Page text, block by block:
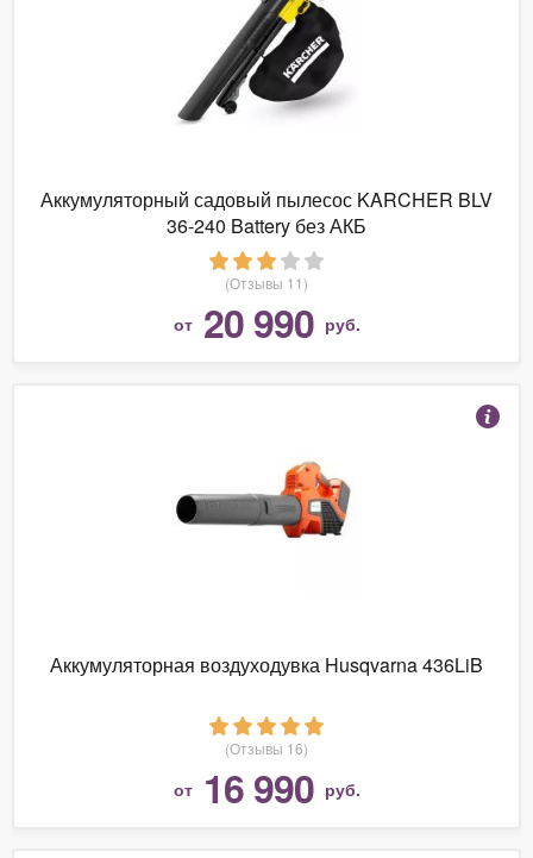
Аккумуляторный садовый пылесос KARCHER BLV
36-240 Battery без АКБ
(Отзывы 11)
от 20 990 руб.
Аккумуляторная воздуходувка Husqvarna 436LiB
(Отзывы 16)
от 16 990 руб.